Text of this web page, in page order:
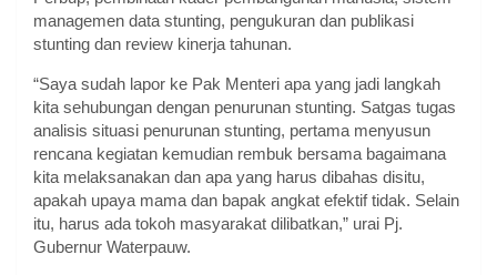
managemen data stunting, pengukuran dan publikasi
stunting dan review kinerja tahunan.
“Saya sudah lapor ke Pak Menteri apa yang jadi langkah
kita sehubungan dengan penurunan stunting. Satgas tugas
analisis situasi penurunan stunting, pertama menyusun
rencana kegiatan kemudian rembuk bersama bagaimana
kita melaksanakan dan apa yang harus dibahas disitu,
apakah upaya mama dan bapak angkat efektif tidak. Selain
itu, harus ada tokoh masyarakat dilibatkan,” urai Pj.
Gubernur Waterpauw.